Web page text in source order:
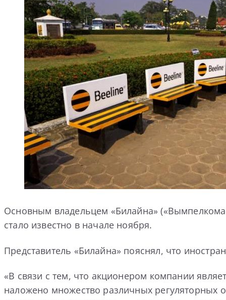
Основным владельцем «Билайна»
стало известно в начале ноября.
Представитель «Билайна» пояснял, что
«В связи с тем, что акционером компании
наложено множество различных регуляторных